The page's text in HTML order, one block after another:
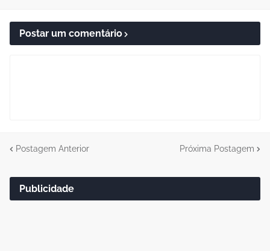
Postar um comentário
Postagem Anterior Próxima Postagem
Publicidade